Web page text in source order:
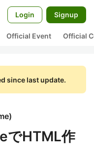
Login Signup
Official Event Official
since last update.
)
でHTML作